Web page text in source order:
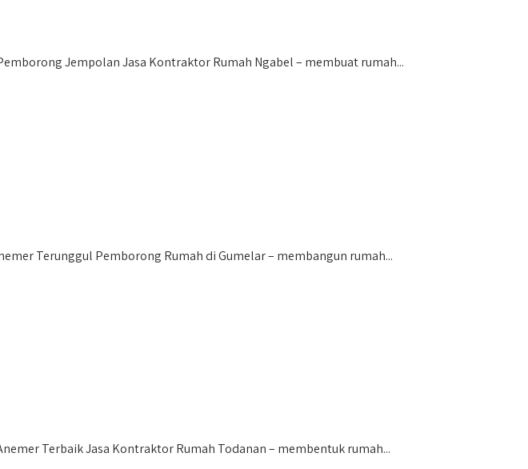
Jempolan Jasa Kontraktor Rumah Ngabel – membuat rumah...
Terunggul Pemborong Rumah di Gumelar – membangun rumah...
Terbaik Jasa Kontraktor Rumah Todanan – membentuk rumah...